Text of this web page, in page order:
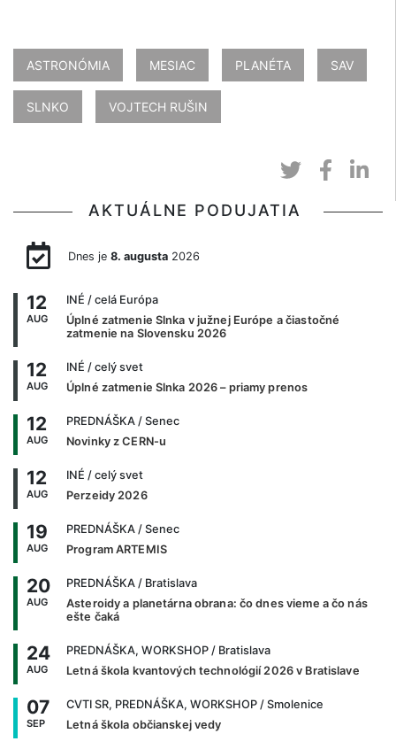
ASTRONÓMIA MESIAC PLANÉTA SAV
SLNKO VOJTECH RUŠIN
AKTUÁLNE PODUJATIA
Dnes je 8. augusta2026
12
AUG
INÉ / celá Európa
Úplné zatmenie Slnka v južnej Európe a čiastočné
zatmenie na Slovensku 2026
12
AUG
INÉ / celý svet
Úplné zatmenie Slnka 2026 – priamy prenos
12
AUG
PREDNÁŠKA / Senec
Novinky z CERN-u
12
AUG
INÉ / celý svet
Perzeidy 2026
19
AUG
PREDNÁŠKA / Senec
Program ARTEMIS
20
AUG
PREDNÁŠKA / Bratislava
Asteroidy a planetárna obrana: čo dnes vieme a čo nás
ešte čaká
24
AUG
PREDNÁŠKA, WORKSHOP / Bratislava
Letná škola kvantových technológií 2026 v Bratislave
07
SEP
CVTI SR, PREDNÁŠKA, WORKSHOP / Smolenice
Letná škola občianskej vedy